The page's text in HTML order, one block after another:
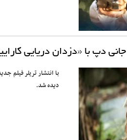
جانی دپ با «دزدان دریایی
با انتشار تریلر فیلم
دیده شد.